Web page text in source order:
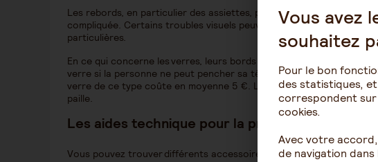
Les rebords, en particulier des assiettes, peuvent êtrerehaussés ,
compliquée. Certains troubles visuels peuvent également
particulières.
En ce qui concerne les verres, leurs bords peuvent être « à découpe
verre si la personne ne peut pencher sa tête en arrière ou si elle
verre de ce type coûte en moyenne 5 €. Les verres peuvent aussi
paille.
Les aides technique pour la préparation des
Vous pouvez trouver différents accessoires, tels que :
Vous avez
souhaitez
Pour le bon
des statistiques,
correspondent sur
cookies.
Avec votre
de navigation